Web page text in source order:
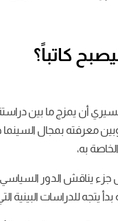
كاتباً؟
أن يمزج ما بين
معرفته بمجال السينما
به،
يناقش الدور السياسي
بدأ يتجه للدراسات